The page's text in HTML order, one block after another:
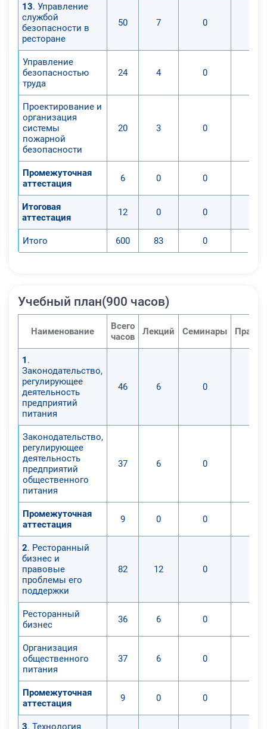
13. Управление
службой
безопасности в
ресторане
50 7 0
Управление
безопасностью
труда
24 4 0
Проектирование и
организация
системы
пожарной
безопасности
20 3 0
Промежуточная
аттестация
6 0 0
Итоговая
аттестация
12 0 0
Итого 600 83 0
Учебный план(900 часов)
Наименование
Всего
часов
Лекций Семинары
1 .
Законодательство,
регулирующее
деятельность
предприятий
питания
46 6 0
Законодательство,
регулирующее
деятельность
предприятий
общественного
питания
37 6 0
Промежуточная
аттестация
9 0 0
2. Ресторанный
бизнес и
правовые
проблемы его
поддержки
82 12 0
Ресторанный
бизнес
36 6 0
Организация
общественного
питания
37 6 0
Промежуточная
аттестация
9 0 0
3. Технология